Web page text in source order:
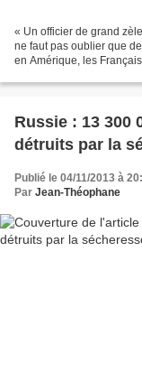
« Un officier de grand
ne faut pas oublier que
en Amérique, les
Russie : 13 300
détruits par la
Publié le 04/11/2013 à
Par Jean-Théophane